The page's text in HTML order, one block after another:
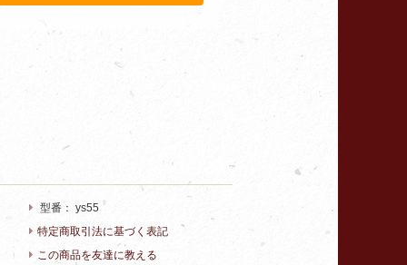
型番： ys55
特定商取引法に基づく表記
この商品を友達に教える